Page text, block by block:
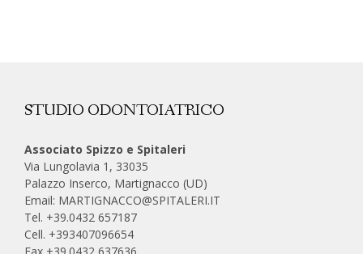
STUDIO ODONTOIATRICO
Associato Spizzo e Spitaleri
Via Lungolavia 1, 33035
Palazzo Inserco, Martignacco (UD)
Email: MARTIGNACCO@SPITALERI.IT
Tel. +39.0432 657187
Cell. +393407096654